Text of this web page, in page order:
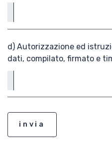
d) Autorizzazione ed
dati, compilato, firmato e
invia